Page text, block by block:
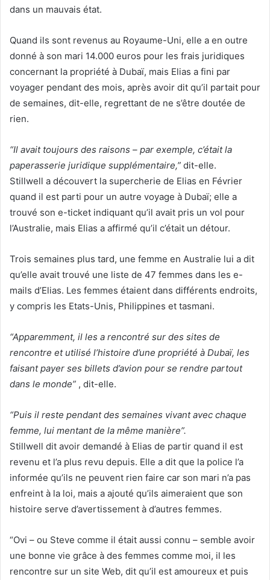
dans un mauvais état.
Quand ils sont revenus au Royaume-Uni, elle a en outre
donné à son mari 14.000 euros pour les frais juridiques
concernant la propriété à Dubaï, mais Elias a fini par
voyager pendant des mois, après avoir dit qu’il partait pour
de semaines, dit-elle, regrettant de ne s’être doutée de
rien.
“Il avait toujours des raisons – par exemple, c’était la
paperasserie juridique supplémentaire,” dit-elle.
Stillwell a découvert la supercherie de Elias en Février
quand il est parti pour un autre voyage à Dubaï; elle a
trouvé son e-ticket indiquant qu’il avait pris un vol pour
l’Australie, mais Elias a affirmé qu’il c’était un détour.
Trois semaines plus tard, une femme en Australie lui a dit
qu’elle avait trouvé une liste de 47 femmes dans les e-
mails d’Elias. Les femmes étaient dans différents endroits,
y compris les Etats-Unis, Philippines et tasmani.
“Apparemment, il les a rencontré sur des sites de
rencontre et utilisé l’histoire d’une propriété à Dubaï, les
faisant payer ses billets d’avion pour se rendre partout
dans le monde” , dit-elle.
“Puis il reste pendant des semaines vivant avec chaque
femme, lui mentant de la même manière”.
Stillwell dit avoir demandé à Elias de partir quand il est
revenu et l’a plus revu depuis. Elle a dit que la police l’a
informée qu’ils ne peuvent rien faire car son mari n’a pas
enfreint à la loi, mais a ajouté qu’ils aimeraient que son
histoire serve d’avertissement à d’autres femmes.
“Ovi – ou Steve comme il était aussi connu – semble avoir
une bonne vie grâce à des femmes comme moi, il les
rencontre sur un site Web, dit qu’il est amoureux et puis